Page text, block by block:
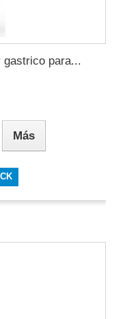
gastrico para...
Más